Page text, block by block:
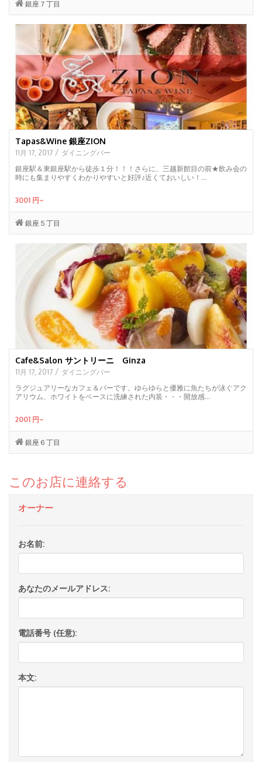
銀座７丁目
Tapas&Wine 銀座ZION
11月 17, 2017 / ダイニングバー
銀座駅＆東銀座駅から徒歩１分！！！さらに、三越新館目の前★飲み会の
時にも集まりやすくわかりやすいと好評♪近くておいしい！...
3001 円~
銀座５丁目
Cafe&Salon サントリーニ Ginza
11月 17, 2017 / ダイニングバー
ラグジュアリーなカフェ＆バーです。ゆらゆらと優雅に魚たちが泳ぐアク
アリウム、ホワイトをベースに洗練された内装・・・開放感...
2001 円~
銀座６丁目
このお店に連絡する
オーナー
お名前:
あなたのメールアドレス:
電話番号 (任意):
本文: